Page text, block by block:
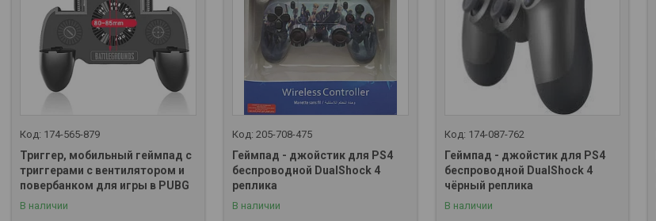
174-565-879
Триггер, мобильный геймпад с
триггерами с вентилятором и
повербанком для игры в PUBG
В наличии
205-708-475
Геймпад - джойстик для PS4
беспроводной DualShock 4
реплика
В наличии
174-087-762
Геймпад - джойстик для PS4
беспроводной DualShock 4
чёрный реплика
В наличии